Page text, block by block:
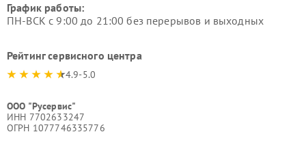
График работы:
ПН-ВСК с 9:00 до 21:00 без перерывов и выходных
Рейтинг сервисного центра
4.9-5.0
ООО "Русервис"
ИНН 7702633247
ОГРН 1077746335776